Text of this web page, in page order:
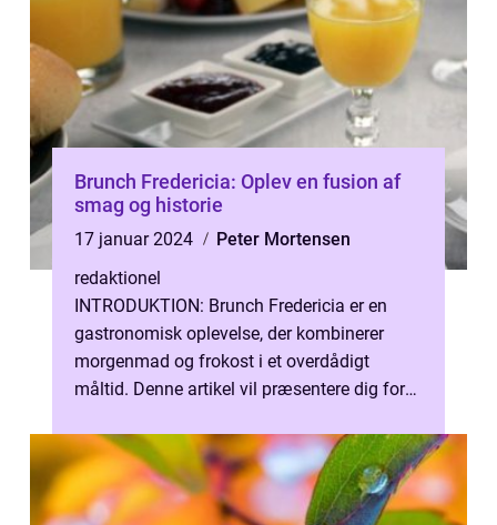
Brunch Fredericia: Oplev en fusion af
smag og historie
17 januar 2024
Peter Mortensen
redaktionel
INTRODUKTION: Brunch Fredericia er en
gastronomisk oplevelse, der kombinerer
morgenmad og frokost i et overdådigt
måltid. Denne artikel vil præsentere dig for